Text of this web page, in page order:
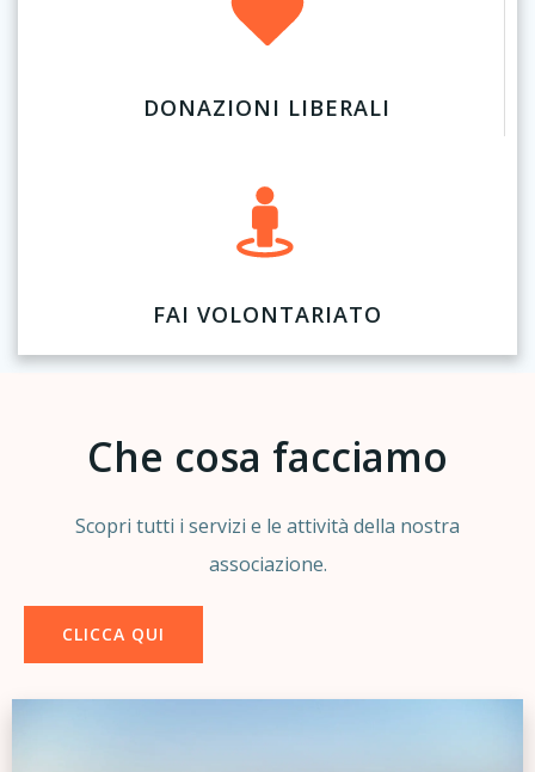
DONAZIONI LIBERALI
FAI VOLONTARIATO
Che cosa facciamo
Scopri tutti i servizi e le attività della nostra
associazione.
CLICCA QUI